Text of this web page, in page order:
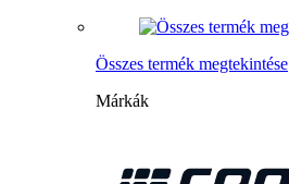
Összes termék megtekintése
Márkák